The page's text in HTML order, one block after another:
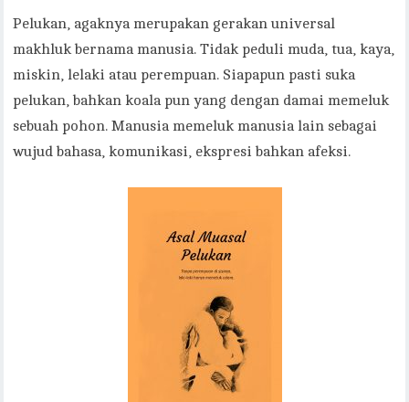
Pelukan, agaknya merupakan gerakan universal
makhluk bernama manusia. Tidak peduli muda, tua, kaya,
miskin, lelaki atau perempuan. Siapapun pasti suka
pelukan, bahkan koala pun yang dengan damai memeluk
sebuah pohon. Manusia memeluk manusia lain sebagai
wujud bahasa, komunikasi, ekspresi bahkan afeksi.